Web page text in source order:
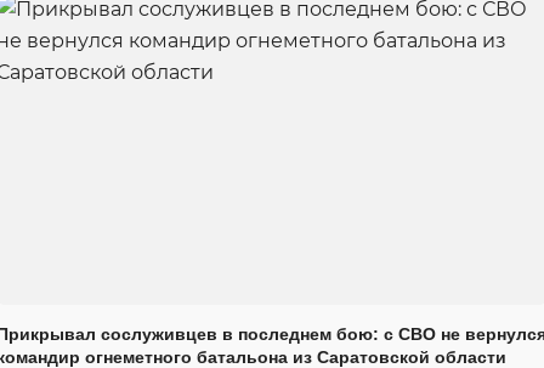
сослуживцев в последнем бою: с СВО не
огнеметного батальона из Саратовской области